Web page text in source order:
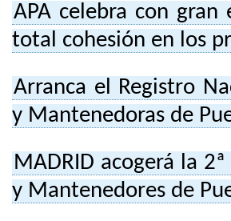
APA celebra con
total cohesión en los
Arranca el Registro
y Mantenedoras de
MADRID acogerá la
y Mantenedores de